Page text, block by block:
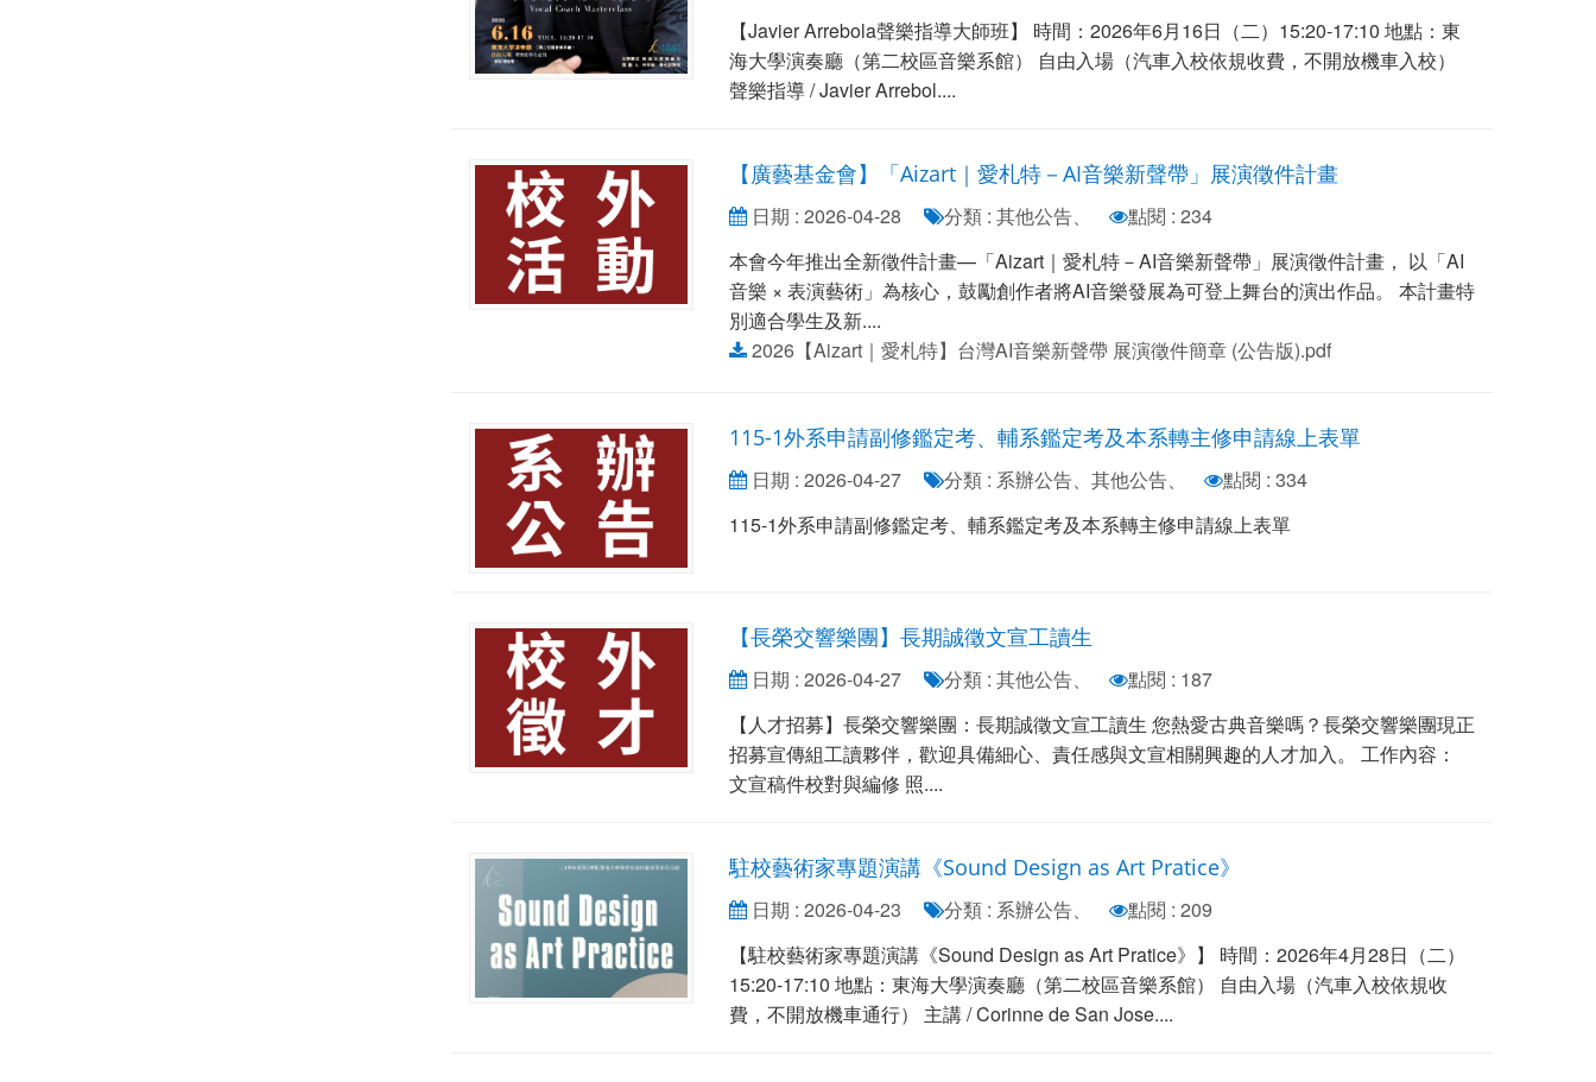
【Javier Arrebola聲樂指導大師班】 時間：2026年6月16日（二）15:20-17:10 地點：東
海大學演奏廳（第二校區音樂系館） 自由入場（汽車入校依規收費，不開放機車入校）
聲樂指導 / Javier Arrebol....
【廣藝基金會】「Aizart｜愛札特－AI音樂新聲帶」展演徵件計畫
日期 : 2026-04-28 分類 : 其他公告、
點閱 : 234
本會今年推出全新徵件計畫—「Aizart｜愛札特－AI音樂新聲帶」展演徵件計畫， 以「AI
音樂 × 表演藝術」為核心，鼓勵創作者將AI音樂發展為可登上舞台的演出作品。 本計畫特
別適合學生及新....
2026【Aizart｜愛札特】台灣AI音樂新聲帶 展演徵件簡章 (公告版).pdf
115-1外系申請副修鑑定考、輔系鑑定考及本系轉主修申請線上表單
日期 : 2026-04-27 分類 : 系辦公告、其他公告、
點閱 : 334
115-1外系申請副修鑑定考、輔系鑑定考及本系轉主修申請線上表單
【長榮交響樂團】長期誠徵文宣工讀生
日期 : 2026-04-27 分類 : 其他公告、
點閱 : 187
【人才招募】長榮交響樂團：長期誠徵文宣工讀生 您熱愛古典音樂嗎？長榮交響樂團現正
招募宣傳組工讀夥伴，歡迎具備細心、責任感與文宣相關興趣的人才加入。 工作內容：
文宣稿件校對與編修 照....
駐校藝術家專題演講《Sound Design as Art Pratice》
日期 : 2026-04-23 分類 : 系辦公告、
點閱 : 209
【駐校藝術家專題演講《Sound Design as Art Pratice》】 時間：2026年4月28日（二）
15:20-17:10 地點：東海大學演奏廳（第二校區音樂系館） 自由入場（汽車入校依規收
費，不開放機車通行） 主講 / Corinne de San Jose....